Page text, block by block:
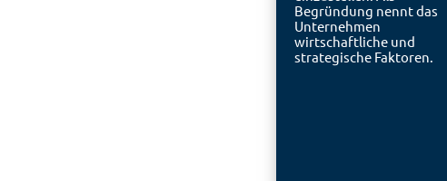
Begründung nennt das
Unternehmen
wirtschaftliche und
strategische Faktoren.